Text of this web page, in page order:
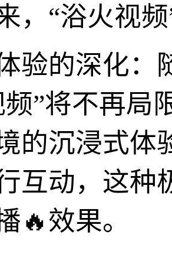
，“浴火视
验的深化：
频”将不再局
的沉浸式体
互动，这种
🔥效果。